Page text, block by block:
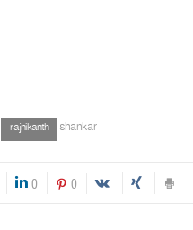
rajnikanth shankar
0 0